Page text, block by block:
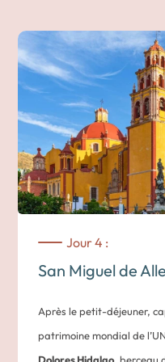
étape culturelle qui
Dans l’après-midi, vous
coloniale aux ruelles
Chaque détail évoque
patrimoine mondial par
colorée séduit par son
vivre.
Jour 4 :
San Miguel de
Après le petit-déjeuner,
patrimoine mondial de
Dolores Hidalgo, berceau